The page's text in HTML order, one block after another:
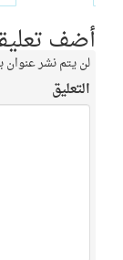
أضف
لن يتم نشر عنوان
التعليق